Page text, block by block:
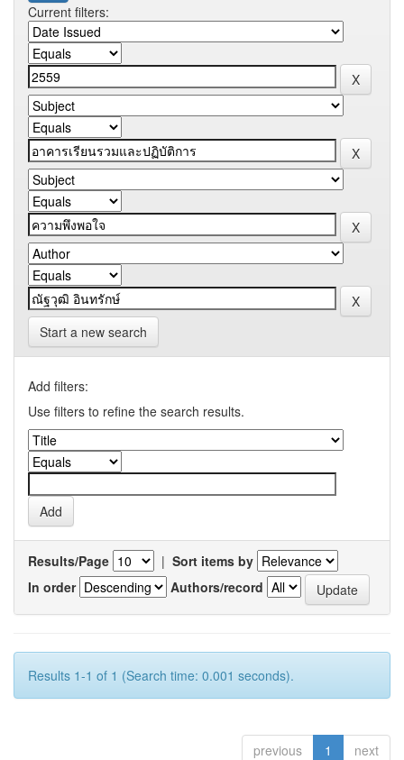
Current filters:
Start a new search
Add filters:
Use filters to refine the search results.
Results/Page | Sort items by
In order
Authors/record
Results 1-1 of 1 (Search time: 0.001 seconds).
previous 1 next